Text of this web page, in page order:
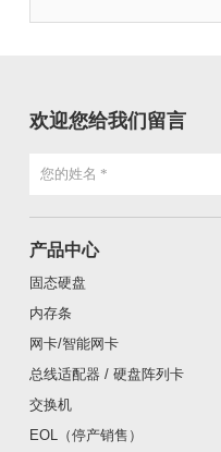
欢迎您给我们留言
产品中心
固态硬盘
内存条
网卡/智能网卡
总线适配器 / 硬盘阵列卡
交换机
EOL（停产销售）